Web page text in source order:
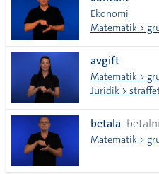
lista
Ekonomi
Matematik >
avgift
Matematik >
Juridik >
betala
Matematik >